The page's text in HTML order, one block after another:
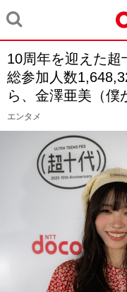
10周年を迎えた
総参加⼈数
ら、金澤亜美（僕
エンタメ